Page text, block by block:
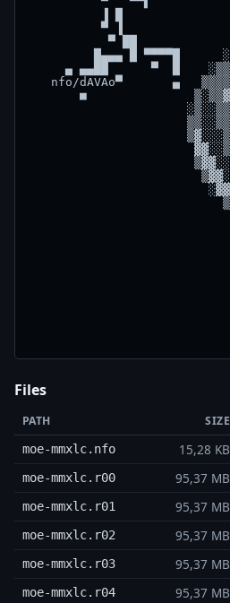
Files
PATH SIZE
moe-mmxlc.nfo 15,28 KB
moe-mmxlc.r00 95,37 MB
moe-mmxlc.r01 95,37 MB
moe-mmxlc.r02 95,37 MB
moe-mmxlc.r03 95,37 MB
moe-mmxlc.r04 95,37 MB